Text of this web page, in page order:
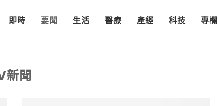
即時 要聞 生活 醫療 產經 科技 專欄
新聞